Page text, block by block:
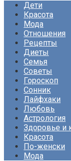
Дети
Красота
Мода
Отношения
Рецепты
Диеты
Семья
Советы
Гороскоп
Сонник
Лайфхаки
Любовь
Астрология
Здоровье и
Красота
По-женски
Мода